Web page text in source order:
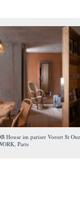
House im pariser Vorort St
Paris